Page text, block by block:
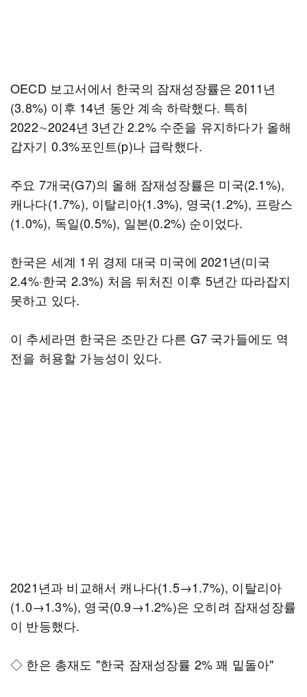
OECD 보고서에서 한국의 잠재성장률은 2011년
(3.8%) 이후 14년 동안 계속 하락했다. 특히
2022∼2024년 3년간 2.2% 수준을 유지하다가 올해
갑자기 0.3%포인트(p)나 급락했다.
주요 7개국(G7)의 올해 잠재성장률은 미국(2.1%),
캐나다(1.7%), 이탈리아(1.3%), 영국(1.2%), 프랑스
(1.0%), 독일(0.5%), 일본(0.2%) 순이었다.
한국은 세계 1위 경제 대국 미국에 2021년(미국
2.4%·한국 2.3%) 처음 뒤처진 이후 5년간 따라잡지
못하고 있다.
이 추세라면 한국은 조만간 다른 G7 국가들에도 역
전을 허용할 가능성이 있다.
2021년과 비교해서 캐나다(1.5→1.7%), 이탈리아
(1.0→1.3%), 영국(0.9→1.2%)은 오히려 잠재성장률
이 반등했다.
◇ 한은 총재도 "한국 잠재성장률 2% 꽤 밑돌아"